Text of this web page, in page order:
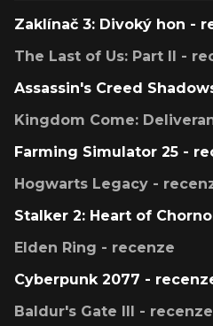
Zaklínač 3: Divoký hon -
The Last of Us: Part II -
Assassin's Creed
Kingdom Come:
Farming Simulator 25 -
Hogwarts Legacy -
Stalker 2: Heart of
Elden Ring - recenze
Cyberpunk 2077 -
Baldur's Gate III - recenze